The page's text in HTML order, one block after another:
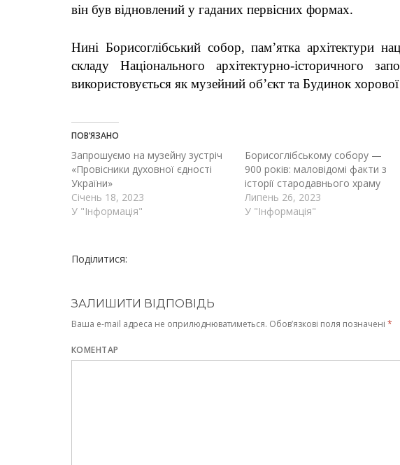
він був відновлений у гаданих первісних формах.
Нині Борисоглібський собор, пам’ятка архітектури
складу Національного архітектурно-історичного
використовується як музейний об’єкт та Будинок
ПОВ’ЯЗАНО
Запрошуємо на музейну зустріч
«Провісники духовної єдності
України»
Січень 18, 2023
У "Інформація"
Борисоглібському собору —
900 років: маловідомі факти з
історії стародавнього храму
Липень 26, 2023
У "Інформація"
Поділитися:
ЗАЛИШИТИ ВІДПОВІДЬ
Ваша e-mail адреса не оприлюднюватиметься. Обов’язкові поля позначені *
КОМЕНТАР